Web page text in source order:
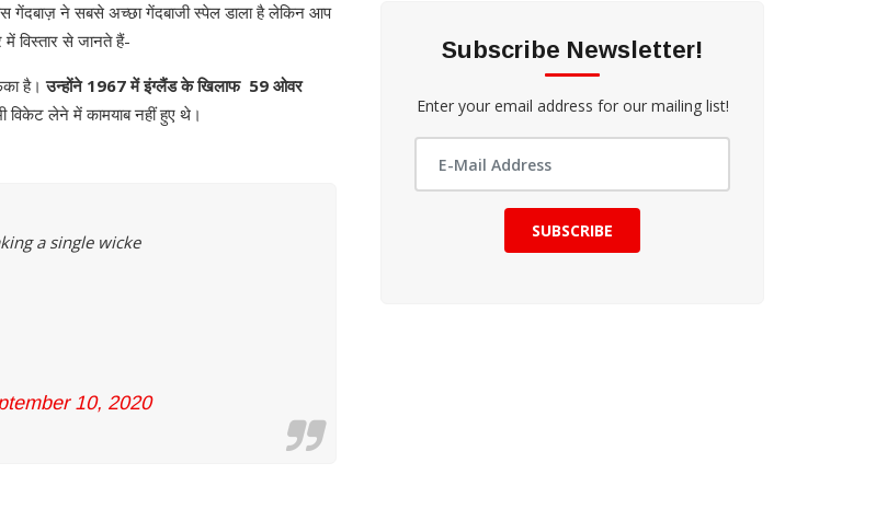
ने सबसे अच्छा गेंदबाजी स्पेल डाला है लेकिन आप
विस्तार से जानते हैं-
है।उन्होंने 1967 में इंग्लैंड के खिलाफ 59 ओवर
लेने में कामयाब नहीं हुए थे।
a single wicke
10, 2020
Subscribe Newsletter!
Enter your email address for our mailing list!
SUBSCRIBE